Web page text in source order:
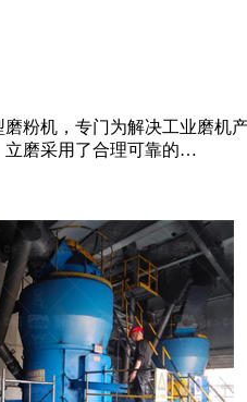
粉机，专门为解决工业磨机
立磨采用了合理可靠的…